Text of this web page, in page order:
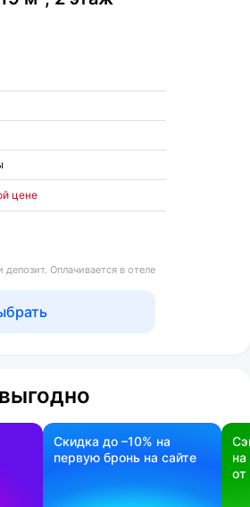
цене
Оплачивается в отеле
Скидка до –10% на
первую бронь на сайте
на